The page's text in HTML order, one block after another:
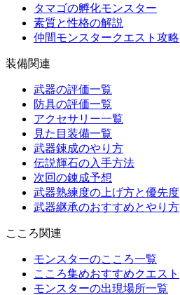
タマゴの孵化モンスター
素質と性格の解説
仲間モンスタークエスト攻略
装備関連
武器の評価一覧
防具の評価一覧
アクセサリー一覧
見た目装備一覧
武器錬成のやり方
伝説輝石の入手方法
次回の錬成予想
武器熟練度の上げ方と優先度
武器継承のおすすめとやり方
こころ関連
モンスターのこころ一覧
こころ集めおすすめクエスト
モンスターの出現場所一覧